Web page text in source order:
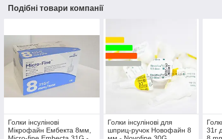
Подібні товари компанії
Голки інсулінові
Мікрофайн Ембекта 8мм,
Голки інсулінові для
шприц-ручок Новофайн 8
31г